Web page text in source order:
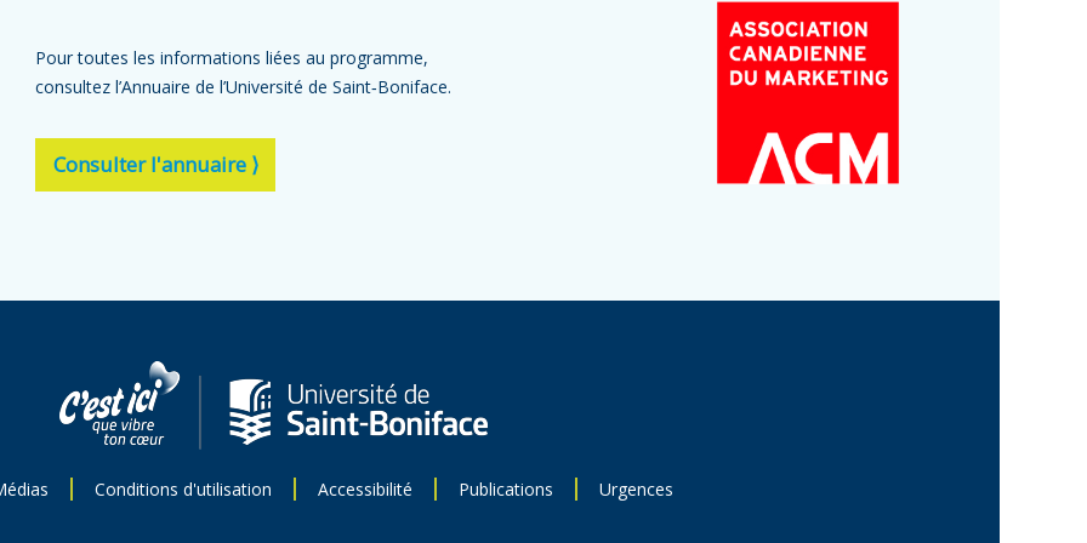
Pour toutes les informations liées au programme,
consultez l’Annuaire de l’Université de Saint‑Boniface.
Consulter l'annuaire ⟩
Conditions d'utilisation Accessibilité Publications Urgences